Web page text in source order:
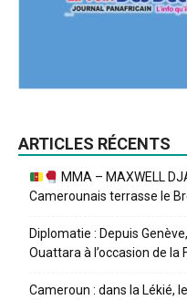
ARTICLES RÉCENTS
MMA – MAXWELL
Camerounais terrasse le
Diplomatie : Depuis
Ouattara à l’occasion de la
Cameroun : dans la Lékié,